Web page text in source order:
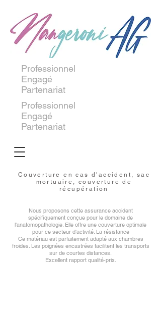
Professionnel
Engagé
Partenariat
Professionnel
Engagé
Partenariat
Couverture en cas d'accident, sac
mortuaire, couverture de
récupération
Nous proposons cette assurance accident
spécifiquement conçue pour le domaine de
l'anatomopathologie. Elle offre une couverture optimale
pour ce secteur d'activité. La résistance
Ce matériau est parfaitement adapté aux chambres
froides. Les poignées encastrées facilitent les transports
sur de courtes distances.
Excellent rapport qualité-prix.